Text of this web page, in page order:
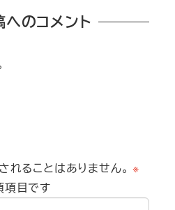
へのコメント
れることはありません。 ※
項目です